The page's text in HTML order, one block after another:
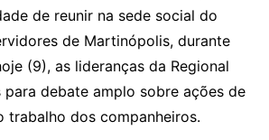
de reunir na sede social do
de Martinópolis, durante
(9), as lideranças da Regional
para debate amplo sobre ações de
trabalho dos companheiros.